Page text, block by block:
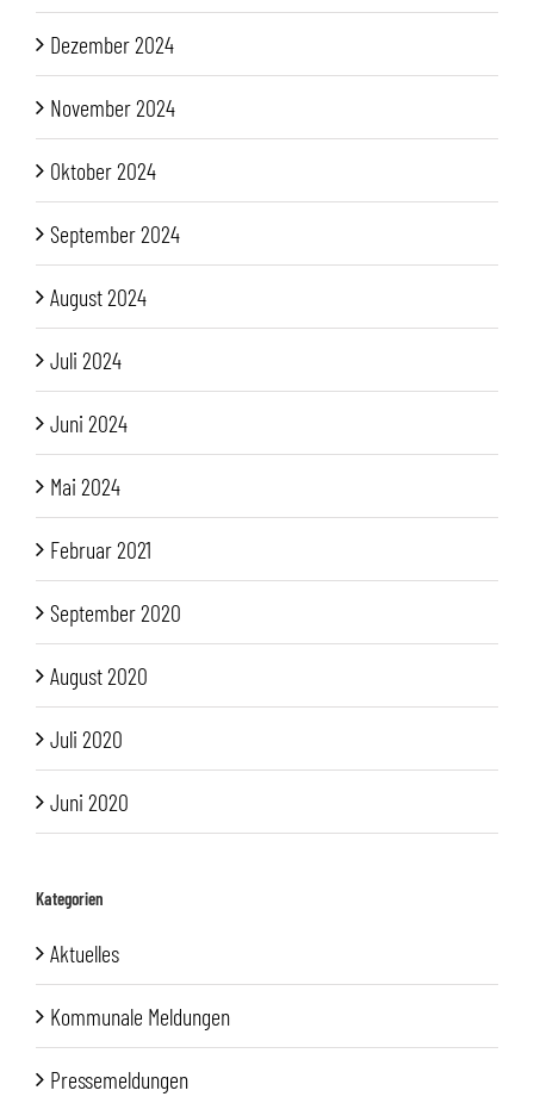
Dezember 2024
November 2024
Oktober 2024
September 2024
August 2024
Juli 2024
Juni 2024
Mai 2024
Februar 2021
September 2020
August 2020
Juli 2020
Juni 2020
Kategorien
Aktuelles
Kommunale Meldungen
Pressemeldungen